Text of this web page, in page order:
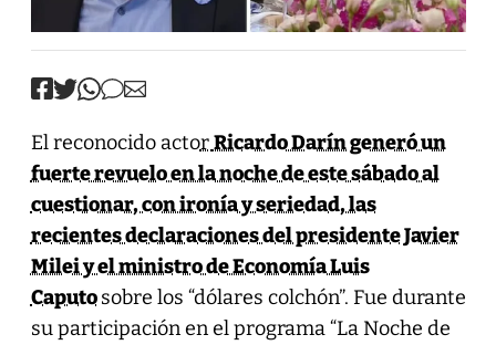
El reconocido actorRicardo Darín generó un
fuerte revuelo en la noche de este sábado al
cuestionar, con ironía y seriedad, las
recientes declaraciones del presidente Javier
Milei y el ministro de Economía Luis
Caputo sobre los “dólares colchón”. Fue durante
su participación en el programa “La Noche de